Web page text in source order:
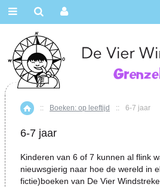
Home
:: Boeken: op leeftijd :: 6-7 jaar
6-7 jaar
Kinderen van 6 of 7 kunnen al flink
nieuwsgierig naar hoe de wereld in
fictie)boeken van De Vier